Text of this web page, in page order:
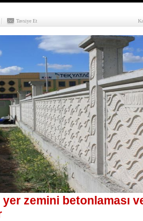
Tavsiye Et
yer zemini betonlaması